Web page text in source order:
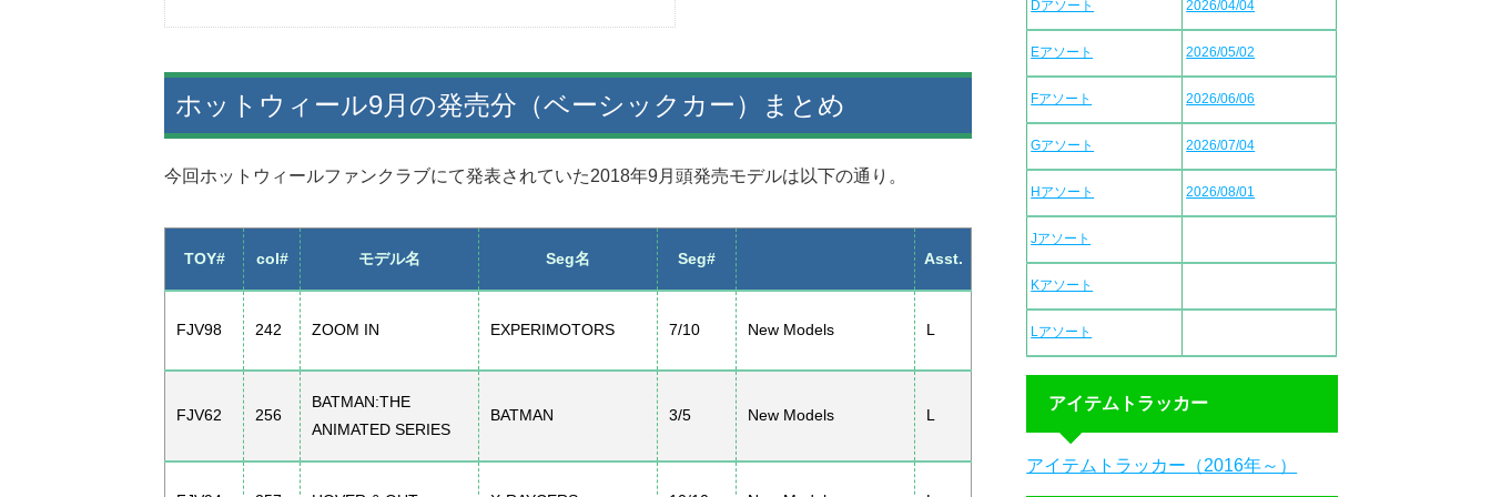
ホットウィール9月の発売分（ベーシックカー）まとめ
今回ホットウィールファンクラブにて発表されていた2018年9月頭発売モデルは以下の通り。
TOY# col# モデル名 Seg名 Seg# Asst.
FJV98 242 ZOOM IN EXPERIMOTORS 7/10 New Models L
FJV62 256
BATMAN:THE
ANIMATED SERIES
BATMAN 3/5 New Models L
Dアソート 2026/04/04
Eアソート 2026/05/02
Fアソート 2026/06/06
Gアソート 2026/07/04
Hアソート 2026/08/01
Jアソート
Kアソート
Lアソート
アイテムトラッカー
アイテムトラッカー（2016年～）